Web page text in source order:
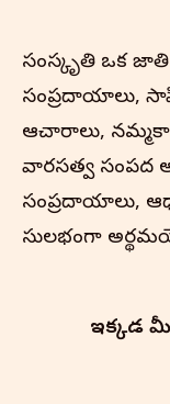
సంస్కృతి ఒక జాతి
సంప్రదాయాలు,
ఆచారాలు,
వారసత్వ సంపద
సంప్రదాయాలు,
సులభంగా
ఇక్కడ